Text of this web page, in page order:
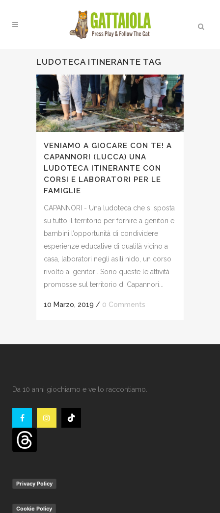
LUDOTECA ITINERANTE TAG
VENIAMO A GIOCARE CON TE! A
CAPANNORI (LUCCA) UNA
LUDOTECA ITINERANTE CON
CORSI E LABORATORI PER LE
FAMIGLIE
CAPANNORI - Una ludoteca che si sposta
su tutto il territorio per fornire a genitori e
bambini l’opportunità di condividere
esperienze educative di qualità vicino a
casa, laboratori negli asili nido, un corso
rivolto ai genitori. Sono queste le attività
promosse sul territorio di Capannori...
10 Marzo, 2019 / 0 Comments
Da 10 anni giochiamo e ve lo raccontiamo.
Privacy Policy
Cookie Policy